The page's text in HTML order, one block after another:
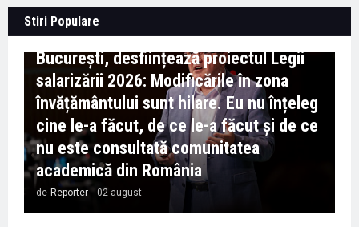
Stiri Populare
Context important pentru educație -
Marian Preda, rectorul Universității din
București, desființează proiectul Legii
salarizării 2026: Modificările în zona
învățământului sunt hilare. Eu nu înțeleg
cine le-a făcut, de ce le-a făcut și de ce
nu este consultată comunitatea
academică din România
de Reporter - 02 august